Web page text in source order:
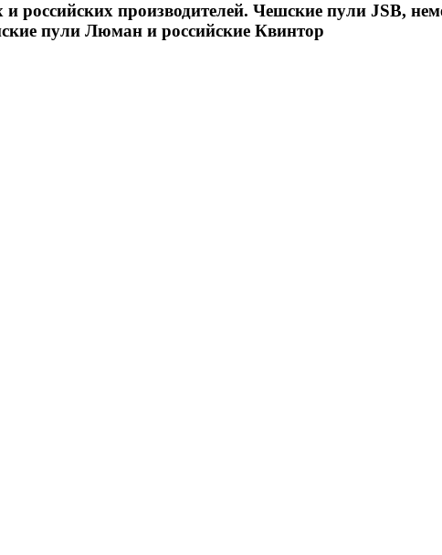
производителей. Чешские пули JSB,
пули Люман и российские Квинтор